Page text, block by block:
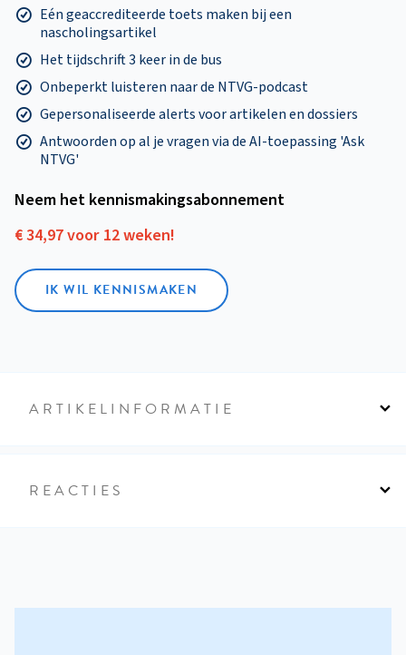
Eén geaccrediteerde toets maken bij een
nascholingsartikel
Het tijdschrift 3 keer in de bus
Onbeperkt luisteren naar de NTVG-podcast
Gepersonaliseerde alerts voor artikelen en dossiers
Antwoorden op al je vragen via de AI-toepassing 'Ask
NTVG'
Neem het kennismakings­abonnement
€ 34,97 voor 12 weken!
IK WIL KENNISMAKEN
ARTIKELINFORMATIE
REACTIES